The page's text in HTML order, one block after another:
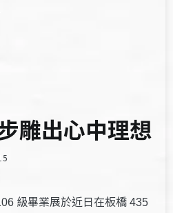
雕出心中理想
級畢業展於近日在板橋435